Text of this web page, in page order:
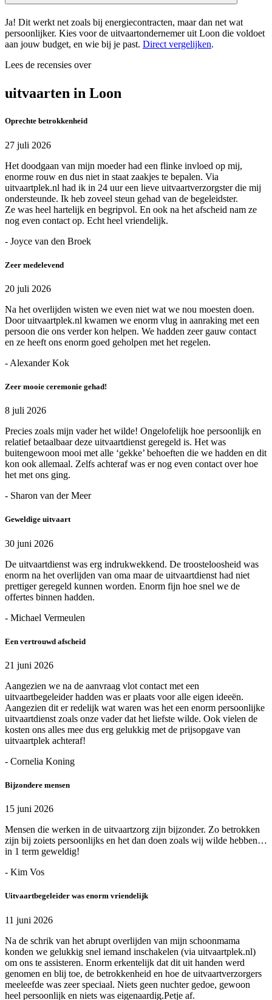
Ja! Dit werkt net zoals bij energiecontracten, maar dan net wat
persoonlijker. Kies voor de uitvaartondernemer uit Loon die voldoet
aan jouw budget, en wie bij je past. Direct vergelijken.
Lees de recensies over
uitvaarten in Loon
Oprechte betrokkenheid
27 juli 2026
Het doodgaan van mijn moeder had een flinke invloed op mij,
enorme rouw en dus niet in staat zaakjes te bepalen. Via
uitvaartplek.nl had ik in 24 uur een lieve uitvaartverzorgster die mij
ondersteunde. Ik heb zoveel steun gehad van de begeleidster.
Ze was heel hartelijk en begripvol. En ook na het afscheid nam ze
nog even contact op. Echt heel vriendelijk.
- Joyce van den Broek
Zeer medelevend
20 juli 2026
Na het overlijden wisten we even niet wat we nou moesten doen.
Door uitvaartplek.nl kwamen we enorm vlug in aanraking met een
persoon die ons verder kon helpen. We hadden zeer gauw contact
en ze heeft ons enorm goed geholpen met het regelen.
- Alexander Kok
Zeer mooie ceremonie gehad!
8 juli 2026
Precies zoals mijn vader het wilde! Ongelofelijk hoe persoonlijk en
relatief betaalbaar deze uitvaartdienst geregeld is. Het was
buitengewoon mooi met alle ‘gekke’ behoeften die we hadden en dit
kon ook allemaal. Zelfs achteraf was er nog even contact over hoe
het met ons ging.
- Sharon van der Meer
Geweldige uitvaart
30 juni 2026
De uitvaartdienst was erg indrukwekkend. De troosteloosheid was
enorm na het overlijden van oma maar de uitvaartdienst had niet
prettiger geregeld kunnen worden. Enorm fijn hoe snel we de
offertes binnen hadden.
- Michael Vermeulen
Een vertrouwd afscheid
21 juni 2026
Aangezien we na de aanvraag vlot contact met een
uitvaartbegeleider hadden was er plaats voor alle eigen ideeën.
Aangezien dit er redelijk wat waren was het een enorm persoonlijke
uitvaartdienst zoals onze vader dat het liefste wilde. Ook vielen de
kosten ons alles mee dus erg gelukkig met de prijsopgave van
uitvaartplek achteraf!
- Cornelia Koning
Bijzondere mensen
15 juni 2026
Mensen die werken in de uitvaartzorg zijn bijzonder. Zo betrokken
zijn bij zoiets persoonlijks en het dan doen zoals wij wilde hebben…
in 1 term geweldig!
- Kim Vos
Uitvaartbegeleider was enorm vriendelijk
11 juni 2026
Na de schrik van het abrupt overlijden van mijn schoonmama
konden we gelukkig snel iemand inschakelen (via uitvaartplek.nl)
om ons te assisteren. Enorm erkentelijk dat dit uit handen werd
genomen en blij toe, de betrokkenheid en hoe de uitvaartverzorgers
meeleefde was zeer speciaal. Niets geen nuchter gedoe, gewoon
heel persoonlijk en niets was eigenaardig.Petje af.